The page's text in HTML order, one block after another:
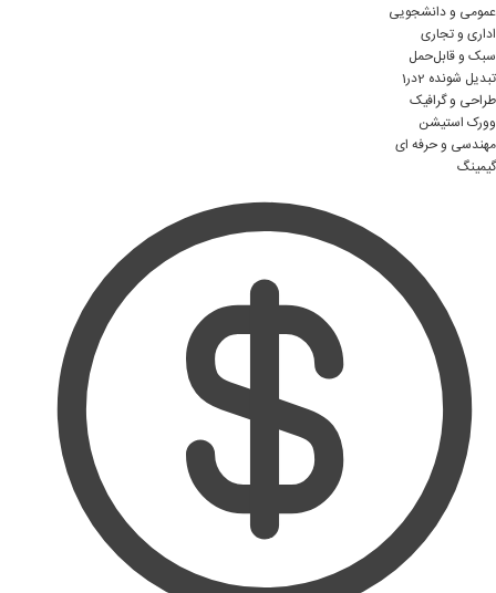
عمومی و دانشجویی
اداری و تجاری
سبک و قابل‌حمل
تبدیل شونده 2در1
طراحی و گرافیک
وورک استیشن
مهندسی و حرفه ای
گیمینگ